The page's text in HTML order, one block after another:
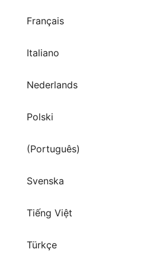
Français
Italiano
Nederlands
Polski
(Português)
Svenska
Tiếng Việt
Türkçe